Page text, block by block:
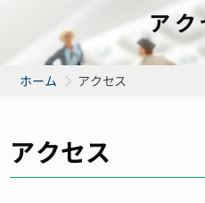
ア
ホーム アクセス
アクセス